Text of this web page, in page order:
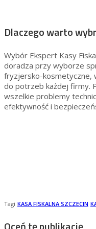
Dlaczego warto
Wybór Ekspert Kasy
doradza przy wyborze
fryzjersko-kosmetyczne,
do potrzeb każdej firmy.
wszelkie problemy
efektywność i
Tagi KASA FISKALNA SZCZECIN